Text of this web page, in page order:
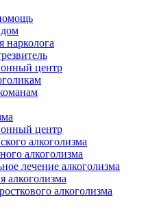
нарколога
центр
центр
алкоголизма
алкоголизма
лечение алкоголизма
алкоголизма
алкоголизма